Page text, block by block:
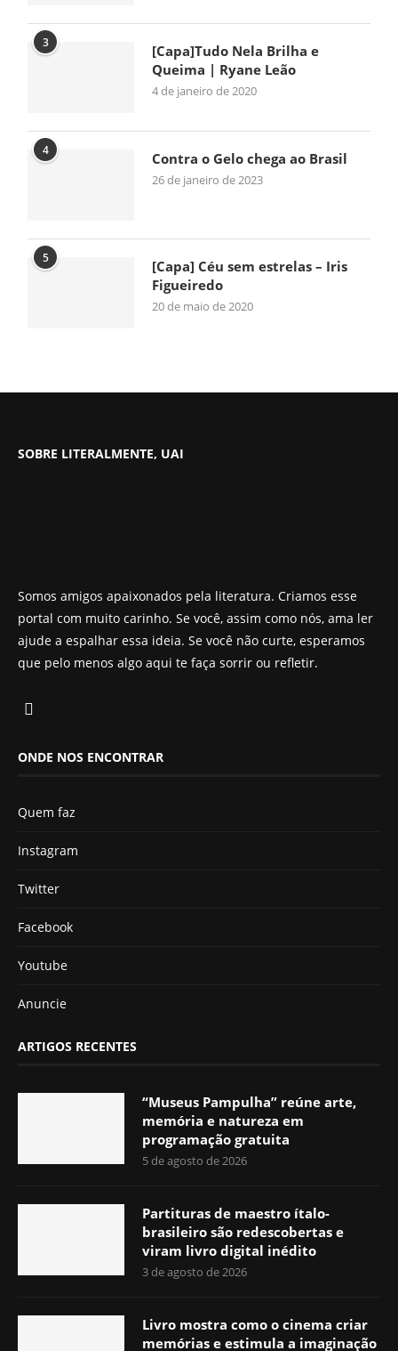
3
[Capa]Tudo Nela Brilha e
Queima | Ryane Leão
4 de janeiro de 2020
4 Contra o Gelo chega ao Brasil
26 de janeiro de 2023
5
[Capa] Céu sem estrelas – Iris
Figueiredo
20 de maio de 2020
SOBRE LITERALMENTE, UAI
Somos amigos apaixonados pela literatura. Criamos esse
portal com muito carinho. Se você, assim como nós, ama ler
ajude a espalhar essa ideia. Se você não curte, esperamos
que pelo menos algo aqui te faça sorrir ou refletir.
ONDE NOS ENCONTRAR
Quem faz
Instagram
Twitter
Facebook
Youtube
Anuncie
ARTIGOS RECENTES
“Museus Pampulha” reúne arte,
memória e natureza em
programação gratuita
5 de agosto de 2026
Partituras de maestro ítalo-
brasileiro são redescobertas e
viram livro digital inédito
3 de agosto de 2026
Livro mostra como o cinema criar
memórias e estimula a imaginação